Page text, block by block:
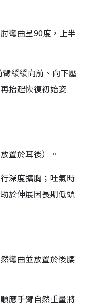
彎曲呈90度，上半
緩緩向前、向下壓
抬起恢復初始姿
置於耳後）。
深度擴胸；吐氣時
於伸展因長期低頭
彎曲並放置於後腰
應手臂自然重量將